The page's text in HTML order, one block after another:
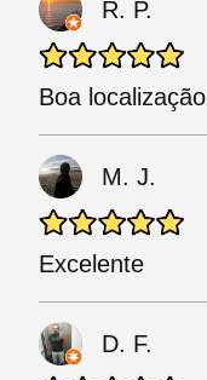
R. P.
Boa localização
M. J.
Excelente
D. F.